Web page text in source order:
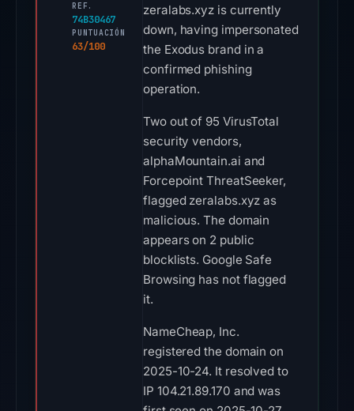
REF.
74B30467
PUNTUACIÓN
63/100
zeralabs.xyz is currently
down, having impersonated
the Exodus brand in a
confirmed phishing
operation.
Two out of 95 VirusTotal
security vendors,
alphaMountain.ai and
Forcepoint ThreatSeeker,
flagged zeralabs.xyz as
malicious. The domain
appears on 2 public
blocklists. Google Safe
Browsing has not flagged
it.
NameCheap, Inc.
registered the domain on
2025-10-24. It resolved to
IP 104.21.89.170 and was